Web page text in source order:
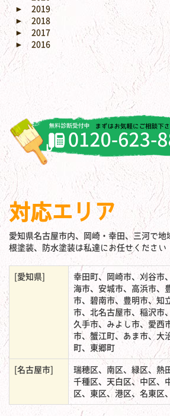
►
2019
► 2018
►
2017
►
2016
対応エリア
愛知県名古屋市内、岡崎・幸田、三河で地
根塗装、防水塗装は私達にお任せください
[愛知県]
幸田町、岡崎市、刈谷市
海市、安城市、高浜市、
市、碧南市、豊明市、知
市、北名古屋市、稲沢市
久手市、みよし市、愛西
市、蟹江町、あま市、大
町、東郷町
[名古屋市]
瑞穂区、南区、緑区、熱
千種区、天白区、中区、
区、東区、港区、名東区